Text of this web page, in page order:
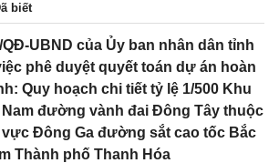
biết
UBND của Ủy ban nhân dân tỉnh
phê duyệt quyết toán dự án hoàn
Quy hoạch chi tiết tỷ lệ 1/500 Khu
đường vành đai Đông Tây thuộc
Đông Ga đường sắt cao tốc Bắc
Thành phố Thanh Hóa